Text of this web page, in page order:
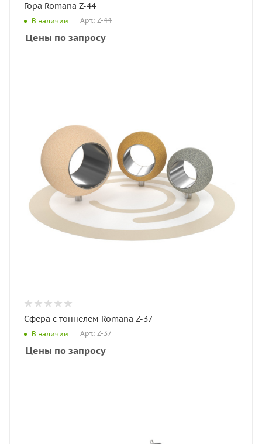
Гора Romana Z-44
В наличии Арт.: Z-44
Цены по запросу
Сфера с тоннелем Romana Z-37
В наличии Арт.: Z-37
Цены по запросу